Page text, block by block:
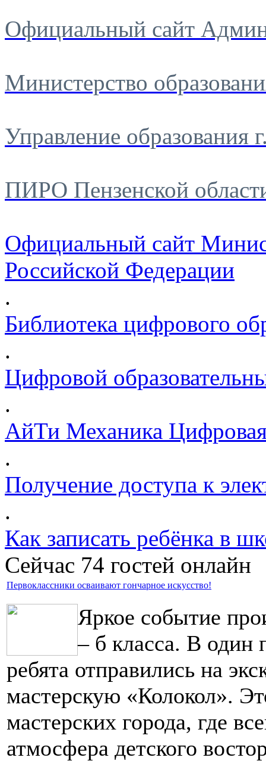
Официальный сайт
Министерство
Управление образования
ПИРО Пензенской
Официальный сайт
Российской Федерации
.
Библиотека цифрового
.
Цифровой
.
АйТи Механика
.
Получение доступа к
.
Как записать ребёнка в
Сейчас 74 гостей онлайн
Первоклассники осваивают гончарное искусство!
Яркое событие
– б класса. В один
ребята отправились на
мастерскую «Колокол».
мастерских города, где
атмосфера детского